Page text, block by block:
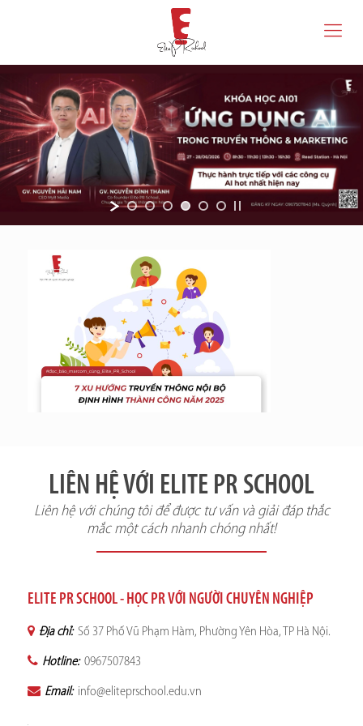
LIÊN HỆ VỚI ELITE PR SCHOOL
Liên hệ với chúng tôi để được tư vấn và giải đáp thắc
mắc một cách nhanh chóng nhất!
ELITE PR SCHOOL - HỌC PR VỚI NGƯỜI CHUYÊN NGHIỆP
Địa chỉ: Số 37 Phố Vũ Phạm Hàm, Phường Yên Hòa, TP Hà Nội.
Hotline: 0967507843
Email: info@eliteprschool.edu.vn